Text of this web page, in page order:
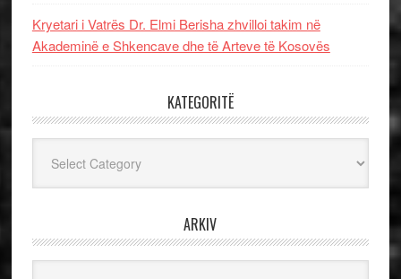
Kryetari i Vatrës Dr. Elmi Berisha zhvilloi takim në
Akademinë e Shkencave dhe të Arteve të Kosovës
KATEGORITË
ARKIV